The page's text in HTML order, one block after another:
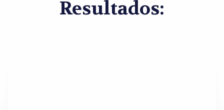
Resultados: